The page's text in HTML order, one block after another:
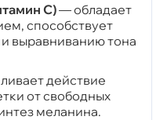
C)— обладает
способствует
выравниванию тона
действие
от свободных
меланина.